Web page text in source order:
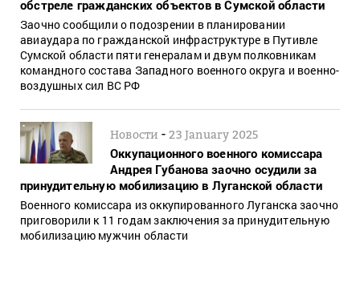
обстреле гражданских объектов в Сумской области
Заочно сообщили о подозрении в планировании
авиаудара по гражданской инфраструктуре в Путивле
Сумской области пяти генералам и двум полковникам
командного состава Западного военного округа и военно-
воздушных сил ВС РФ
Новости -23 January 2025
Оккупационного военного комиссара
Андрея Губанова заочно осудили за
принудительную мобилизацию в Луганской области
Военного комиссара из оккупированного Луганска заочно
приговорили к 11 годам заключения за принудительную
мобилизацию мужчин области